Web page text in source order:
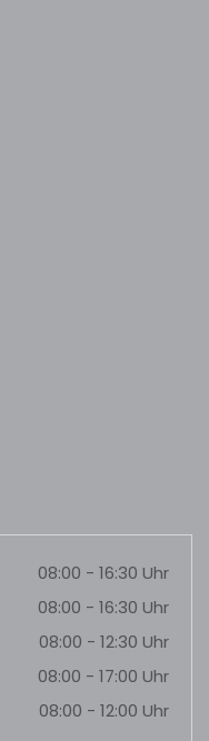
08:00 - 16:30 Uhr
08:00 - 16:30 Uhr
08:00 - 12:30 Uhr
08:00 - 17:00 Uhr
08:00 - 12:00 Uhr